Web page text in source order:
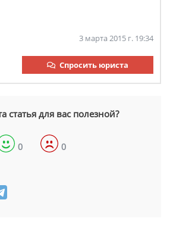
3 марта 2015 г. 19:34
Спросить юриста
статья для вас полезной?
0 0